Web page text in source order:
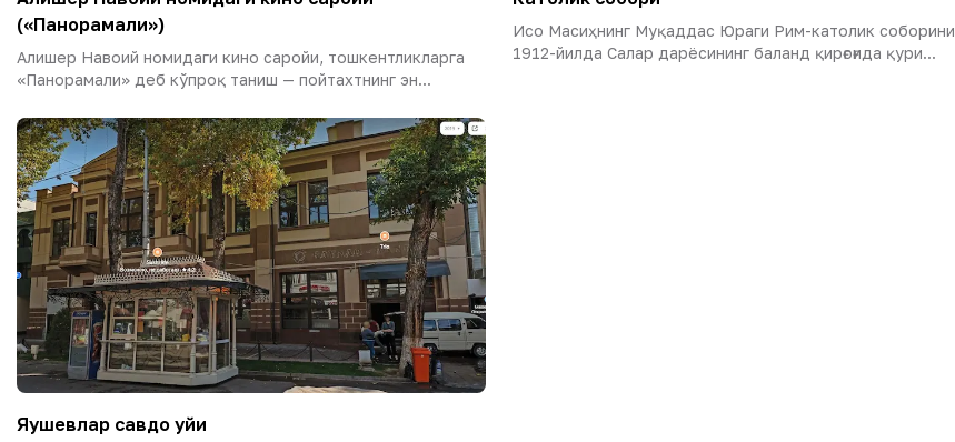
(«Панорамали»)
Алишер Навоий номидаги кино саройи, тошкентликларга
«Панорамали» деб кўпроқ таниш — пойтахтнинг эн...
Исо Масиҳнинг Муқаддас Юраги Рим-католик соборини
1912-йилда Салар дарёсининг баланд қирғоғида қури...
Яушевлар савдо уйи